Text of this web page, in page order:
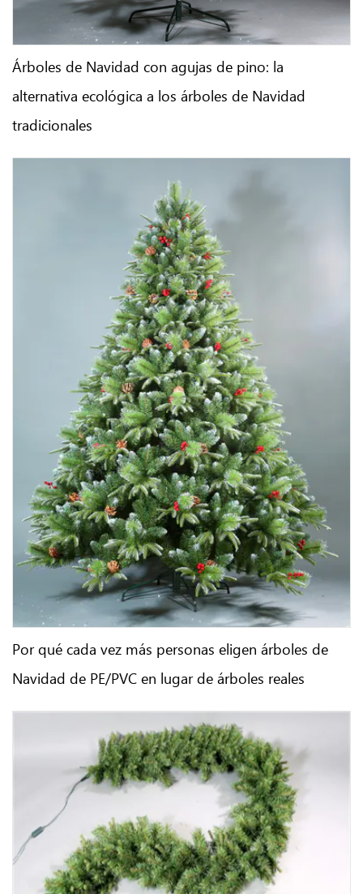
Árboles de Navidad con agujas de pino: la
alternativa ecológica a los árboles de Navidad
tradicionales
Por qué cada vez más personas eligen árboles de
Navidad de PE/PVC en lugar de árboles reales